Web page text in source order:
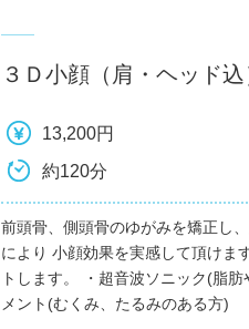
３Ｄ小顔（肩・ヘッド
13,200円
約120分
前頭骨、側頭骨のゆがみを矯正し
により 小顔効果を実感して頂けま
トします。 ・超音波ソニック(脂
メント(むくみ、たるみのある方)